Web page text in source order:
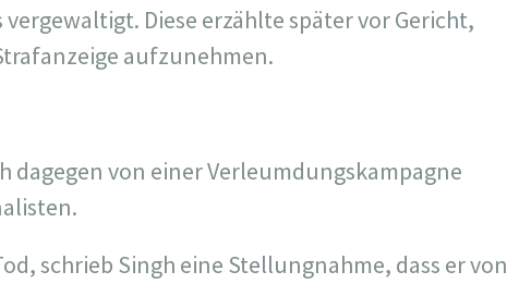
Diese erzählte später vor Gericht,
aufzunehmen.
dagegen von einer Verleumdungskampagne
schrieb Singh eine Stellungnahme, dass er von